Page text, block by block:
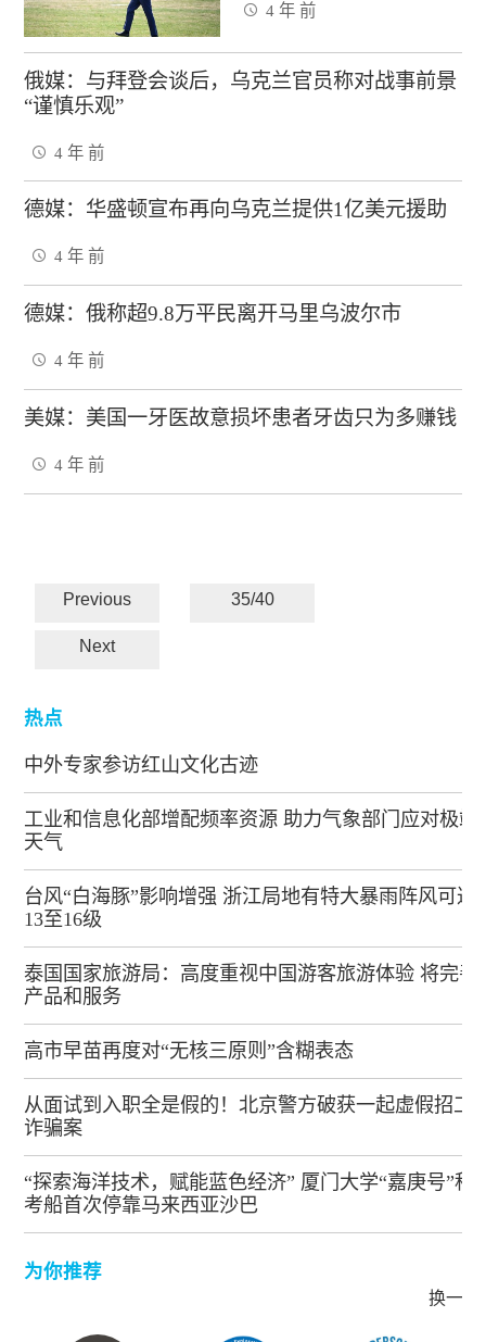
4 年 前
俄媒：与拜登会谈后，乌克兰官员称对战事前景
“谨慎乐观”
4 年 前
德媒：华盛顿宣布再向乌克兰提供1亿美元援助
4 年 前
德媒：俄称超9.8万平民离开马里乌波尔市
4 年 前
美媒：美国一牙医故意损坏患者牙齿只为多赚钱
4 年 前
Previous 35/40
Next
热点
中外专家参访红山文化古迹
工业和信息化部增配频率资源 助力气象部门应对极端
天气
台风“白海豚”影响增强 浙江局地有特大暴雨阵风可达
13至16级
泰国国家旅游局：高度重视中国游客旅游体验 将完善
产品和服务
高市早苗再度对“无核三原则”含糊表态
从面试到入职全是假的！北京警方破获一起虚假招工
诈骗案
“探索海洋技术，赋能蓝色经济” 厦门大学“嘉庚号”科
考船首次停靠马来西亚沙巴
为你推荐
换一批